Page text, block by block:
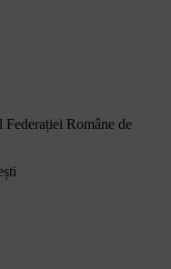
Federației Române de